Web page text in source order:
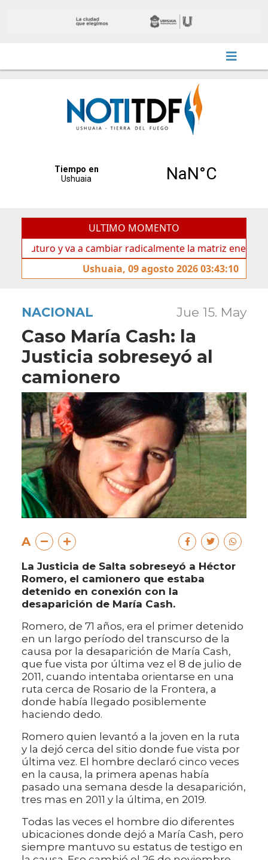
ULTIMO MOMENTO
y va a cambiar radicalmente la matriz energética de
Ushuaia, 09 agosto 2026 03:43:10
NACIONAL Jue 15. May
Caso María Cash: la
Justicia sobreseyó al
camionero
A
La Justicia de Salta sobreseyó a Héctor
Romero, el camionero que estaba
detenido en conexión con la
desaparición de María Cash.
Romero, de 71 años, era el primer detenido
en un largo período del transcurso de la
causa por la desaparición de María Cash,
que fue vista por última vez el 8 de julio de
2011, cuando intentaba orientarse en una
ruta cerca de Rosario de la Frontera, a
donde había llegado posiblemente
haciendo dedo.
Romero quien levantó a la joven en la ruta
y la dejó cerca del sitio donde fue vista por
última vez. El hombre declaró cinco veces
en la causa, la primera apenas había
pasado una semana desde la desaparición,
tres mas en 2011 y la última, en 2019.
Todas las veces el hombre dio diferentes
ubicaciones donde dejó a María Cash, pero
siempre mantuvo su estatus de testigo en